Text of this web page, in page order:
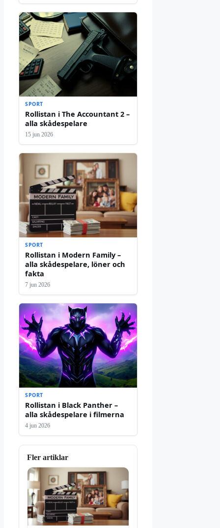
SPORT
Rollistan i The Accountant 2 –
alla skådespelare
15 jun 2026
SPORT
Rollistan i Modern Family –
alla skådespelare, löner och
fakta
7 jun 2026
SPORT
Rollistan i Black Panther –
alla skådespelare i filmerna
4 jun 2026
Fler artiklar